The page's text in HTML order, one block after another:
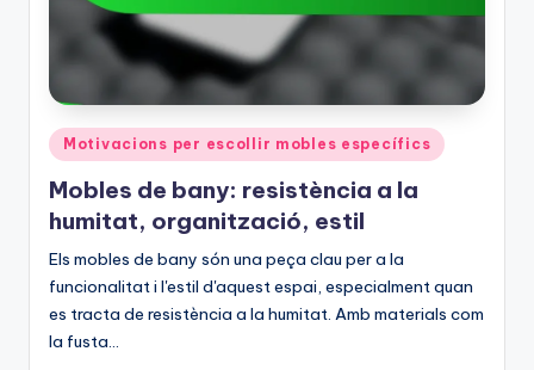
Posted
Motivacions per escollir mobles específics
Mobles de bany: resistència a la
humitat, organització, estil
Els mobles de bany són una peça clau per a la
funcionalitat i l'estil d'aquest espai, especialment quan
es tracta de resistència a la humitat. Amb materials com
la fusta…